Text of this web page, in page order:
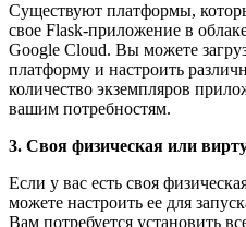
Существуют платформы,
свое Flask-приложение в
Google Cloud. Вы можете
платформу и настроить
количество экземпляров
вашим потребностям.
3. Своя физическая или
Если у вас есть своя
можете настроить ее для
Вам потребуется установить